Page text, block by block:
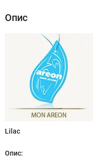
Опис
Lilac
Опис: